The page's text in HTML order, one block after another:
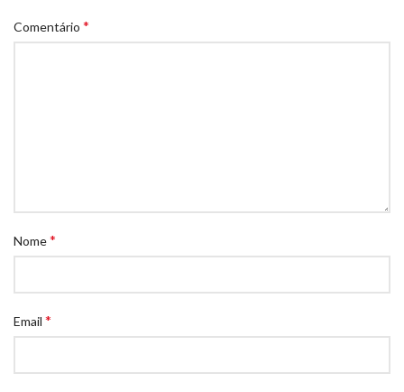
Comentário *
Nome*
Email *